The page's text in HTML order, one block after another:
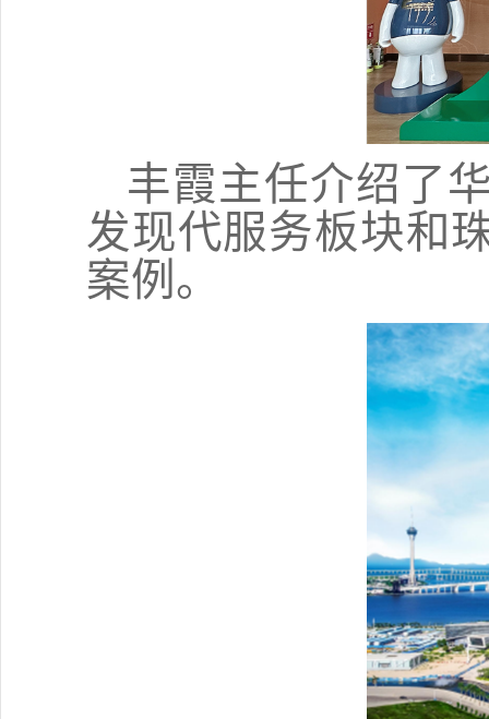
丰霞主任介绍了
发现代服务板块和
案例。